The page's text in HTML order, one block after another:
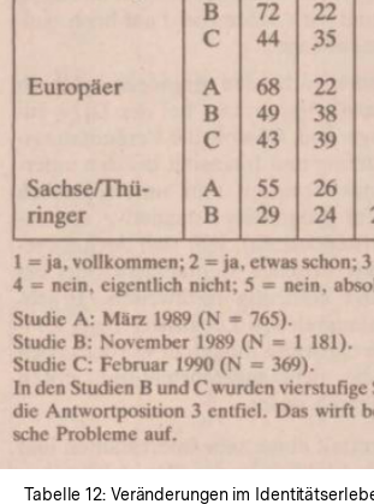
In
Lightbox
öffnen
Tabelle 12: Veränderungen im